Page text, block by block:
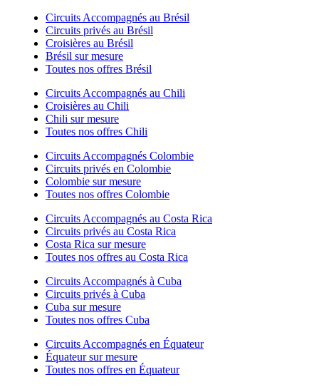
Circuits Accompagnés au Brésil
Circuits privés au Brésil
Croisières au Brésil
Brésil sur mesure
Toutes nos offres Brésil
Circuits Accompagnés au Chili
Croisières au Chili
Chili sur mesure
Toutes nos offres Chili
Circuits Accompagnés Colombie
Circuits privés en Colombie
Colombie sur mesure
Toutes nos offres Colombie
Circuits Accompagnés au Costa Rica
Circuits privés au Costa Rica
Costa Rica sur mesure
Toutes nos offres au Costa Rica
Circuits Accompagnés à Cuba
Circuits privés à Cuba
Cuba sur mesure
Toutes nos offres Cuba
Circuits Accompagnés en Équateur
Équateur sur mesure
Toutes nos offres en Équateur